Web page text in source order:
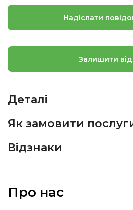
Про нас
Надіслати
Залишити
Деталі
Як замовити
Відзнаки